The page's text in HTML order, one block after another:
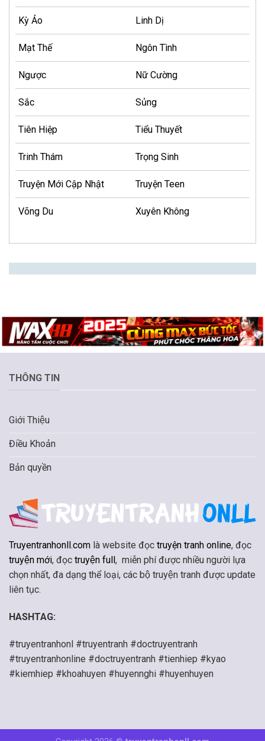
Kỳ Ảo Linh Dị
Mạt Thế Ngôn Tình
Ngược Nữ Cường
Sắc Sủng
Tiên Hiệp Tiểu Thuyết
Trinh Thám Trọng Sinh
Truyện Mới Cập Nhật Truyện Teen
Võng Du Xuyên Không
THÔNG TIN
Giới Thiệu
Điều Khoản
Bản quyền
Truyentranhonll.com là website đọc truyện tranh online, đọc
truyện mới, đọc truyện full , miễn phí được nhiều người lựa
chọn nhất, đa dạng thể loại, các bộ truyện tranh được update
liên tục.
HASHTAG:
#truyentranhonl #truyentranh #doctruyentranh
#truyentranhonline #doctruyentranh #tienhiep #kyao
#kiemhiep #khoahuyen #huyennghi #huyenhuyen